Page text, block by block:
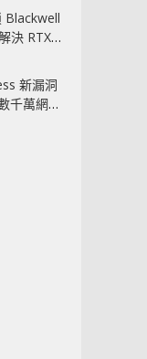
Blackwell
決 RTX
新漏洞
千萬網站